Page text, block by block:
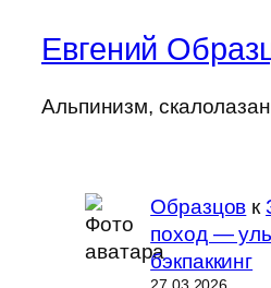
Евгений
Альпинизм,
Образцов к
поход —
бэкпаккинг